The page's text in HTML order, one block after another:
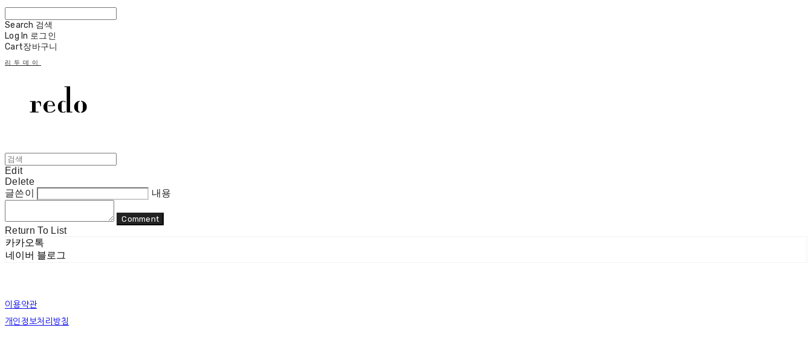
Search 검색
Log In 로그인
Cart장바구니
리두데이
Edit
Delete
글쓴이
내용
Comment
Return To List
카카오톡
네이버 블로그
이용약관
개인정보처리방침